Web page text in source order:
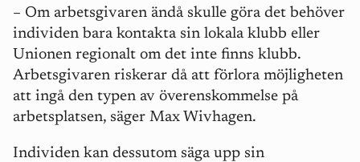
– Om arbetsgivaren ändå skulle göra det behöver
individen bara kontakta sin lokala klubb eller
Unionen regionalt om det inte finns klubb.
Arbetsgivaren riskerar då att förlora möjligheten
att ingå den typen av överenskommelse på
arbetsplatsen, säger Max Wivhagen.
Individen kan dessutom säga upp sin